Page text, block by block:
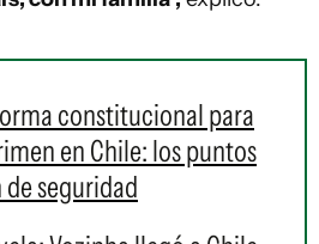
constitucional para
en Chile: los puntos
de seguridad